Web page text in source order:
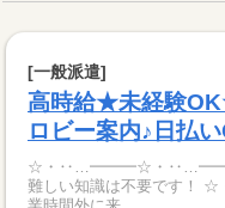
[一般派遣]
高時給★未経験
ロビー案内♪日払
☆・‥…━━━☆・‥…━━━☆ 大手銀行でロビー案内
難しい知識は不要です！ ☆・‥…━━━☆・‥…━━━☆ 銀行の営